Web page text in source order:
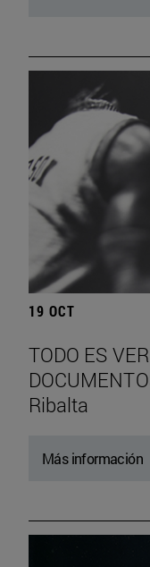
19 OCT
TODO ES
Ribalta
Más información